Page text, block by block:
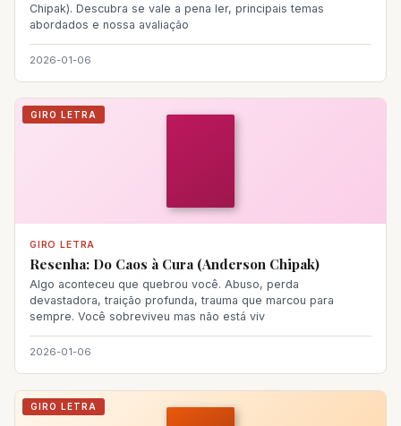
Chipak). Descubra se vale a pena ler, principais temas
abordados e nossa avaliação
2026-01-06
GIRO LETRA
GIRO LETRA
Resenha: Do Caos à Cura (Anderson Chipak)
Algo aconteceu que quebrou você. Abuso, perda
devastadora, traição profunda, trauma que marcou para
sempre. Você sobreviveu mas não está viv
2026-01-06
GIRO LETRA